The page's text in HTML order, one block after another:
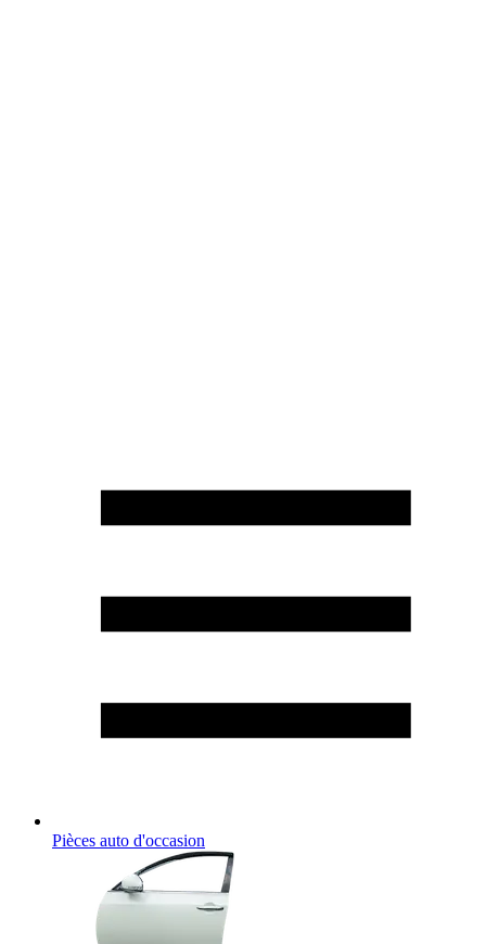
Pièces auto d'occasion